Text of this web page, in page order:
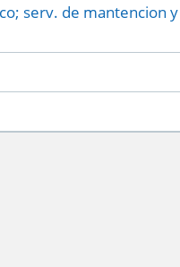
serv. de mantencion y